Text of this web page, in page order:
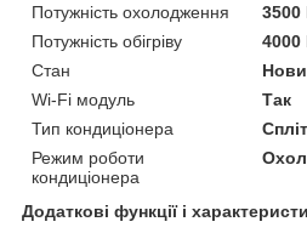
Потужність охолодження
3500
Потужність обігріву
4000
Стан
Wi-Fi модуль
Так
Тип кондиціонера
Режим роботи
кондиціонера
Додаткові функції і